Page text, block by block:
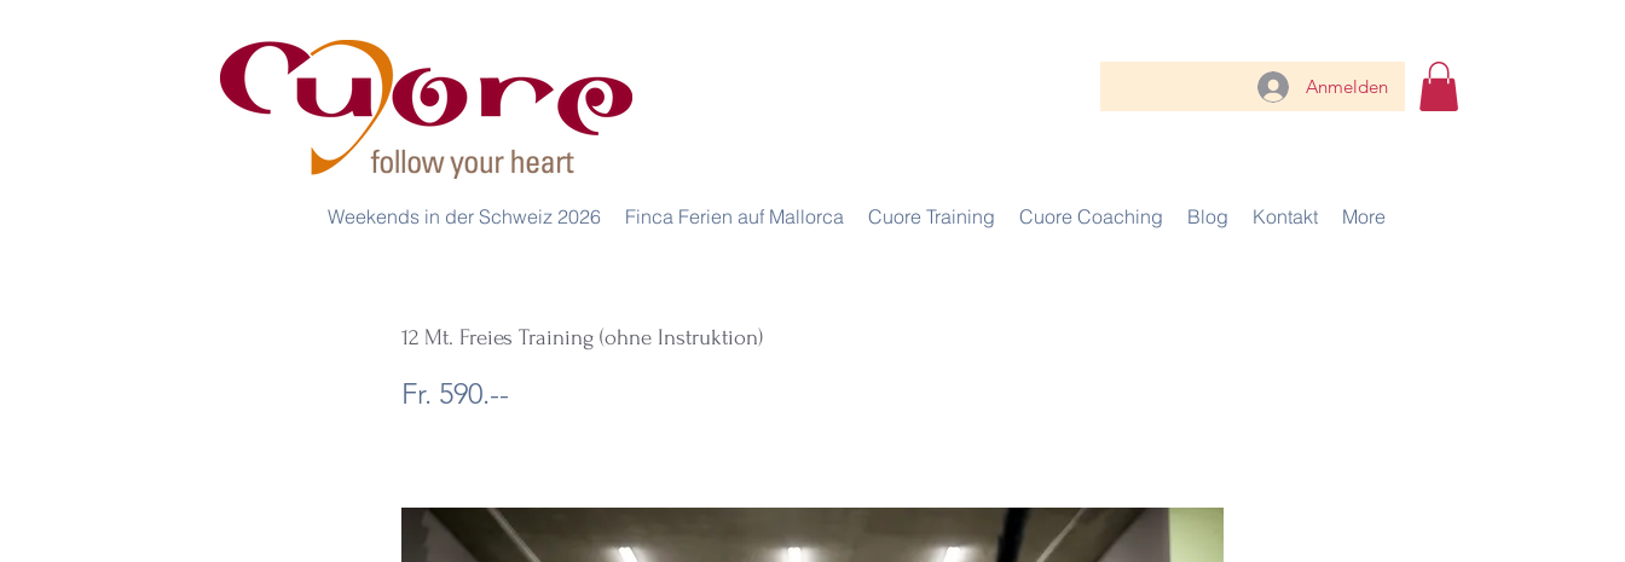
Anmelden
Weekends in der Schweiz 2026 Finca Ferien auf Mallorca Cuore Training Cuore Coaching Blog Kontakt More
12 Mt. Freies Training (ohne Instruktion)
Fr. 590.--